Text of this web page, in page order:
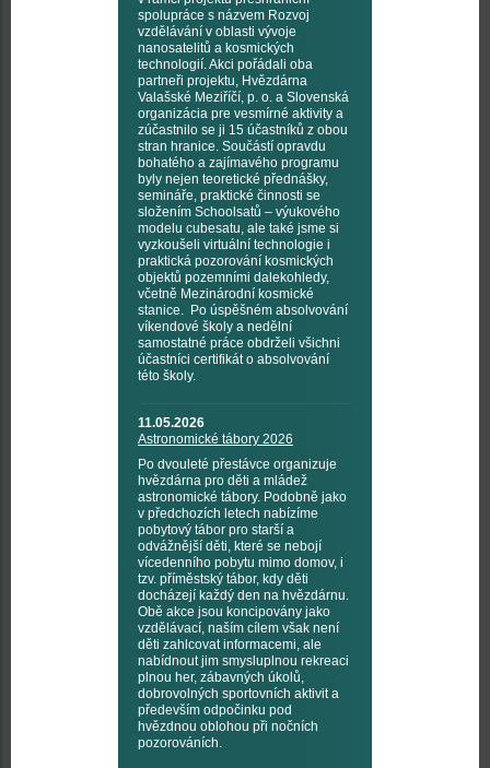
spolupráce s názvem Rozvoj
vzdělávání v oblasti vývoje
nanosatelitů a kosmických
technologií. Akci pořádali oba
partneři projektu, Hvězdárna
Valašské Meziříčí, p. o. a Slovenská
organizácia pre vesmírné aktivity a
zúčastnilo se ji 15 účastníků z obou
stran hranice. Součástí opravdu
bohatého a zajímavého programu
byly nejen teoretické přednášky,
semináře, praktické činnosti se
složením Schoolsatů – výukového
modelu cubesatu, ale také jsme si
vyzkoušeli virtuální technologie i
praktická pozorování kosmických
objektů pozemními dalekohledy,
včetně Mezinárodní kosmické
stanice. Po úspěšném absolvování
víkendové školy a nedělní
samostatné práce obdrželi všichni
účastníci certifikát o absolvování
této školy.
11.05.2026
Astronomické tábory 2026
Po dvouleté přestávce organizuje
hvězdárna pro děti a mládež
astronomické tábory. Podobně jako
v předchozích letech nabízíme
pobytový tábor pro starší a
odvážnější děti, které se nebojí
vícedenního pobytu mimo domov, i
tzv. příměstský tábor, kdy děti
docházejí každý den na hvězdárnu.
Obě akce jsou koncipovány jako
vzdělávací, naším cílem však není
děti zahlcovat informacemi, ale
nabídnout jim smysluplnou rekreaci
plnou her, zábavných úkolů,
dobrovolných sportovních aktivit a
především odpočinku pod
hvězdnou oblohou při nočních
pozorováních.